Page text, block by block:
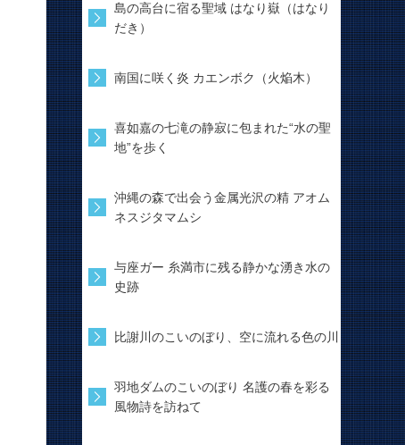
島の高台に宿る聖域 はなり嶽（はなり
だき）
南国に咲く炎 カエンボク（火焔木）
喜如嘉の七滝の静寂に包まれた“水の聖
地”を歩く
沖縄の森で出会う金属光沢の精 アオム
ネスジタマムシ
与座ガー 糸満市に残る静かな湧き水の
史跡
比謝川のこいのぼり、空に流れる色の川
羽地ダムのこいのぼり 名護の春を彩る
風物詩を訪ねて